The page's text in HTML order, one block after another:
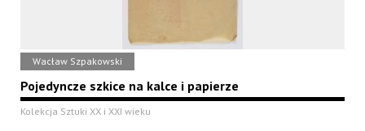
Wacław Szpakowski
Pojedyncze szkice na kalce i papierze
Kolekcja Sztuki XX i XXI wieku